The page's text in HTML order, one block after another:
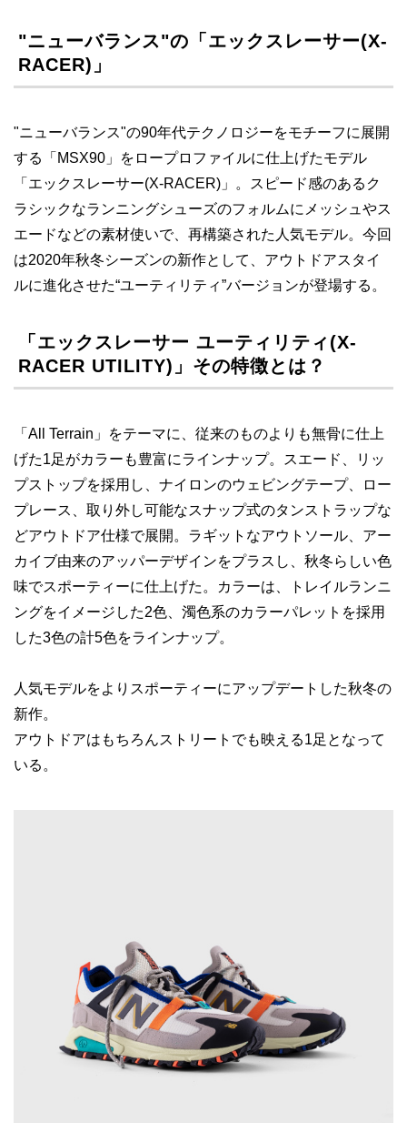
"ニューバランス"の「エックスレーサー(X-
RACER)」
"ニューバランス"の90年代テクノロジーをモチーフに展開
する「MSX90」をロープロファイルに仕上げたモデル
「エックスレーサー(X-RACER)」。スピード感のあるク
ラシックなランニングシューズのフォルムにメッシュやス
エードなどの素材使いで、再構築された人気モデル。今回
は2020年秋冬シーズンの新作として、アウトドアスタイ
ルに進化させた“ユーティリティ”バージョンが登場する。
「エックスレーサー ユーティリティ(X-
RACER UTILITY)」その特徴とは？
「All Terrain」をテーマに、従来のものよりも無骨に仕上
げた1足がカラーも豊富にラインナップ。スエード、リッ
プストップを採用し、ナイロンのウェビングテープ、ロー
プレース、取り外し可能なスナップ式のタンストラップな
どアウトドア仕様で展開。ラギットなアウトソール、アー
カイブ由来のアッパーデザインをプラスし、秋冬らしい色
味でスポーティーに仕上げた。カラーは、トレイルランニ
ングをイメージした2色、濁色系のカラーパレットを採用
した3色の計5色をラインナップ。
人気モデルをよりスポーティーにアップデートした秋冬の
新作。
アウトドアはもちろんストリートでも映える1足となって
いる。